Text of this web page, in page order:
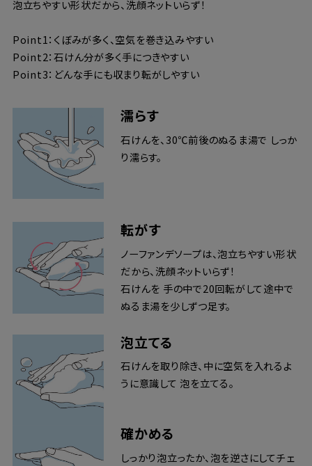
泡立ちやすい形状だから、洗顔ネットいらず！
Point1：くぼみが多く、空気を巻き込みやすい
Point2：石けん分が多く手につきやすい
Point3：どんな手にも収まり転がしやすい
濡らす
石けんを、30℃前後のぬるま湯で しっか
り濡らす。
転がす
ノーファンデソープは、泡立ちやすい形状
だから、洗顔ネットいらず！
石けんを 手の中で20回転がして途中で
ぬるま湯を少しずつ足す。
泡立てる
石けんを取り除き、中に空気を入れるよ
うに意識して 泡を立てる。
確かめる
しっかり泡立ったか、泡を逆さにしてチェ